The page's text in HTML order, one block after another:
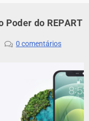
do REPART
0 comentários